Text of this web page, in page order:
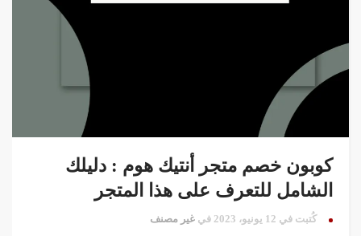
كوبون خصم متجر أنتيك هوم : دليلك
الشامل للتعرف على هذا المتجر
كُتبت في 12 يونيو، 2023 في غير مصنف